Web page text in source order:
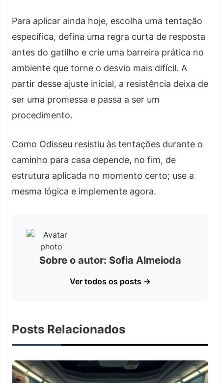
Para aplicar ainda hoje, escolha uma tentação
específica, defina uma regra curta de resposta
antes do gatilho e crie uma barreira prática no
ambiente que torne o desvio mais difícil. A
partir desse ajuste inicial, a resistência deixa de
ser uma promessa e passa a ser um
procedimento.
Como Odisseu resistiu às tentações durante o
caminho para casa depende, no fim, de
estrutura aplicada no momento certo; use a
mesma lógica e implemente agora.
Sobre o autor: Sofia Almeioda
Ver todos os posts →
Posts Relacionados